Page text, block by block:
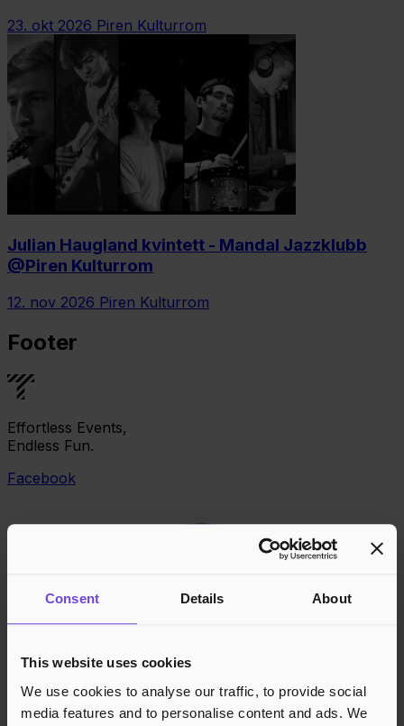
Consent Details About
This website uses cookies
We use cookies to analyse our traffic, to provide social
media features and to personalise content and ads. We
23. okt 2026 Piren Kulturrom
Julian Haugland kvintett - Mandal Jazzklubb
@Piren Kulturrom
12. nov 2026 Piren Kulturrom
Footer
Effortless Events,
Endless Fun.
Facebook